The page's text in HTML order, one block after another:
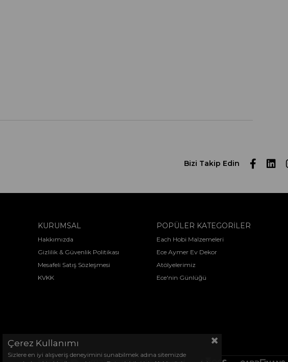
Bizi Takip Edin
KURUMSAL
Hakkımızda
Gizlilik & Güvenlik Politikası
Mesafeli Satış Sözleşmesi
KVKK
POPÜLER KATEGORİLER
Each Hobi Malzemeleri
Ece Aymer Ev Dekor
Atölyelerimiz
Ece'nin Günlüğü
Çerez Kullanımı
Sizlere en iyi alışveriş deneyimini sunabilmek adına sitemizde